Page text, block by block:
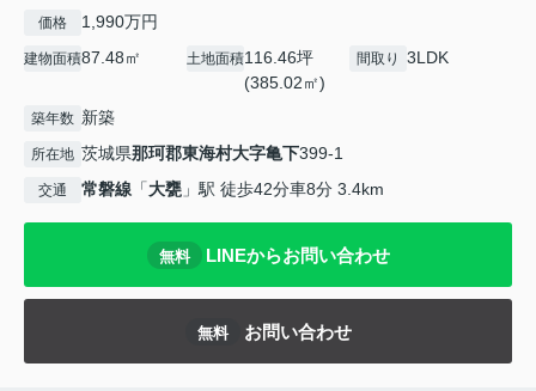
価格 1,990万円
建物面積87.48㎡ 土地面積116.46坪
(385.02㎡)
間取り 3LDK
築年数 新築
所在地 茨城県那珂郡東海村大字亀下399-1
交通 常磐線 「大甕 」駅 徒歩42分車8分 3.4km
無料 LINEからお問い合わせ
無料 お問い合わせ